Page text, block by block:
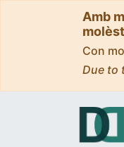
Amb
Con
Due to